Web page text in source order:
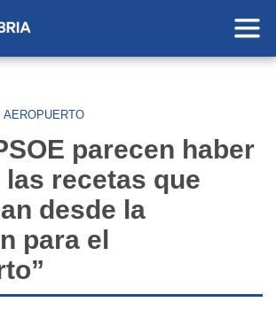
AEROPUERTO
parecen haber
recetas que
desde la
para el